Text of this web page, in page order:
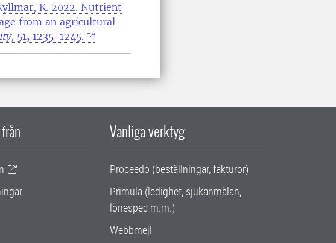
K. 2022. Nutrient
from an agricultural
51, 1235-1245.
Vanliga verktyg
Proceedo (beställningar, fakturor)
Primula (ledighet, sjukanmälan,
lönespec m.m.)
Webbmejl